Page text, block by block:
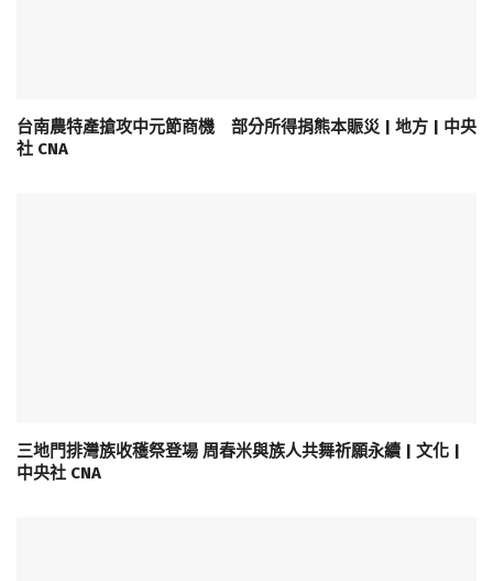
台南農特產搶攻中元節商機 部分所得捐熊本賑災 | 地方 | 中央
社 CNA
三地門排灣族收穫祭登場 周春米與族人共舞祈願永續 | 文化 |
中央社 CNA